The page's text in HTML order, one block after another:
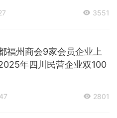
3551
福州商会9家会员企业上
年四川民营企业双100
2801